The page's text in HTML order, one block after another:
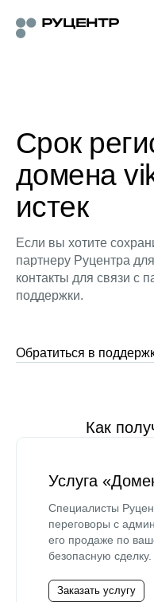
Срок
домена
истек
Если вы хотите
партнеру Руцентра
контакты для связи с
поддержки.
Обратиться в
Как
Услуга
Специалисты
переговоры с
его продаже по
безопасную сделку.
Заказать услугу